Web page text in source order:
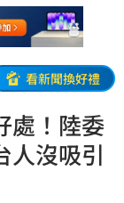
看新聞換好禮
處！陸委
人沒吸引